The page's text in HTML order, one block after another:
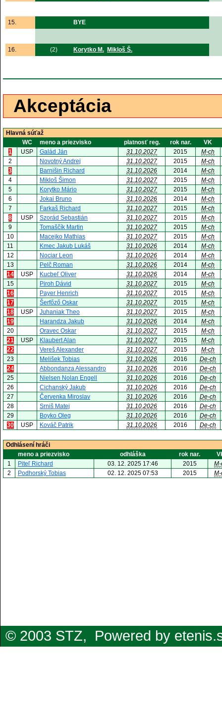
15. BYE
16. (2) Korytko M. Mikloš Š.
Akceptácia
Hlavná súťaž
WC
meno a priezvisko platnosť reg. rok nar.
VK
1
USP Galád Ján 31.10.2027 2015
M-ch
2
Novotný Andrej 31.10.2027 2015
M-ch
3
Barnišin Richard 31.10.2026 2014
M-ch
4
Mikloš Šimon 31.10.2027 2015
M-ch
5
Korytko Mário 31.10.2027 2015
M-ch
6
Jokai Bruno 31.10.2026 2014
M-ch
7
Farkaš Richard 31.10.2027 2015
M-ch
8
USP Szorád Sebastián 31.10.2027 2015
M-ch
9
Tomaščík Martin 31.10.2027 2015
M-ch
10
Macejko Mathias 31.10.2027 2015
M-ch
11
Kmec Jakub Lukáš 31.10.2026 2014
M-ch
12
Nociar Leon 31.10.2026 2014
M-ch
13
Pelč Roman 31.10.2026 2014
M-ch
14
USP Kucbeľ Oliver 31.10.2026 2014
M-ch
15
Piroh Dávid 31.10.2027 2015
M-ch
16
Payer Henrich 31.10.2027 2015
M-ch
17
Šerfőző Oskar 31.10.2027 2015
M-ch
18
USP Juhaniak Theo 31.10.2027 2015
M-ch
19
Harandza Jakub 31.10.2026 2014
M-ch
20
Oravec Oskar 31.10.2027 2015
M-ch
21
USP Klaubert Alan 31.10.2027 2015
M-ch
22
Vereš Alexander 31.10.2027 2015
M-ch
23
Melišek Tobias 31.10.2026 2016
De-ch
24
Abbondanza Alessandro 31.10.2026 2016
De-ch
25
Nielsen Nolan Engell 31.10.2026 2016
De-ch
26
Cichanský Jakub 31.10.2026 2016
De-ch
27
Červenka Miroslav 31.10.2026 2016
De-ch
28
Srniš Matej 31.10.2026 2016
De-ch
29
Boyko Oleg 31.10.2026 2016
De-ch
30
USP Kováč Patrik 31.10.2026 2016 De-ch
Odhlásení hráči
meno a priezvisko
odhláška rok nar.
1
Piteľ Richard 03. 12. 2025 17:46 2015
2
Podhorský Tobias 02. 12. 2025 07:53 2015
© 2003 STZ, Powered by